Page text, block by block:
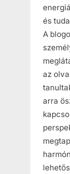
és
A
az
arra